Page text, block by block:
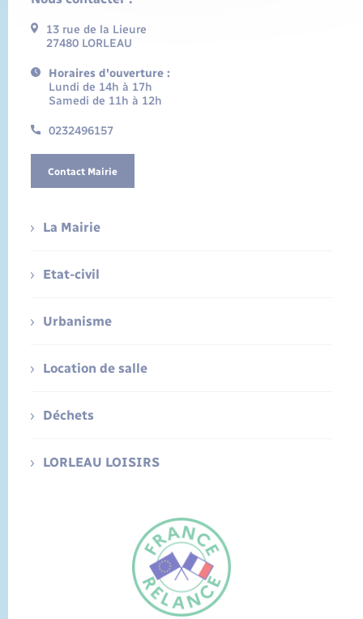
13 rue de la Lieure
27480 LORLEAU
Horaires d'ouverture :
Lundi de 14h à 17h
Samedi de 11h à 12h
0232496157
Contact Mairie
La Mairie
Etat-civil
Urbanisme
Location de salle
Déchets
LORLEAU LOISIRS